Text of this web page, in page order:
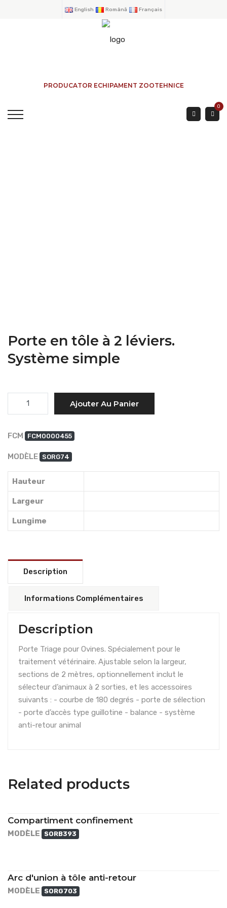
English Română Français
PRODUCATOR ECHIPAMENT ZOOTEHNICE
0
Porte en tôle à 2 léviers.
Système simple
Quantité
Ajouter Au Panier
FCM FCM0000455
MODÈLE SORG74
Hauteur
Largeur
Lungime
Description
Informations Complémentaires
Description
Porte Triage pour Ovines. Spécialement pour le
traitement vétérinaire. Ajustable selon la largeur,
sections de 2 mètres, optionnellement inclut le
sélecteur d’animaux à 2 sorties, et les accessoires
suivants : - courbe de 180 degrés - porte de sélection
- porte d’accès type guillotine - balance - système
anti-retour animal
Related products
Compartiment confinement
MODÈLE SORB393
Arc d'union à tôle anti-retour
MODÈLE SORG703